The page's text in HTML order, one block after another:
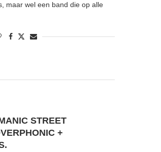
maar wel een band die op alle
STREET
+